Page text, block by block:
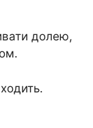
долею,